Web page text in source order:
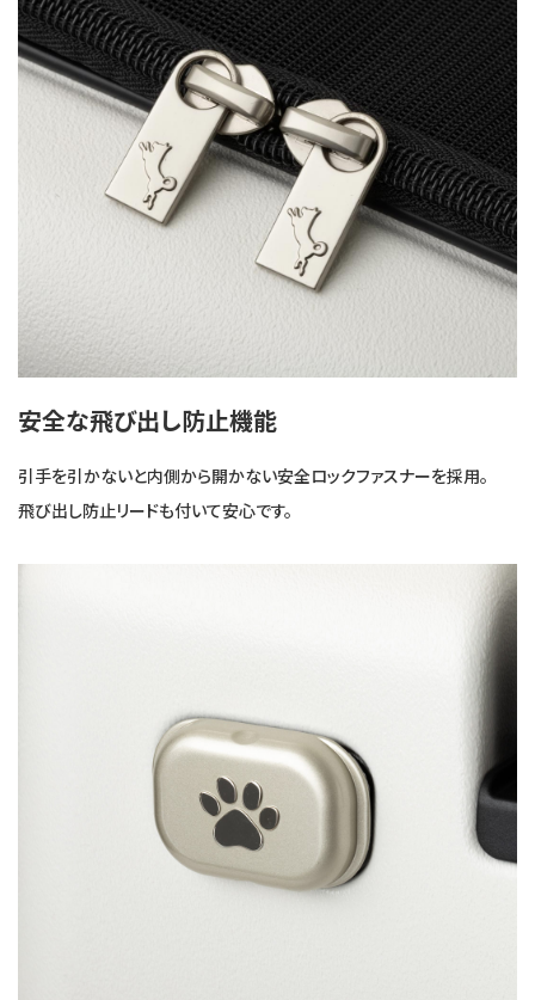
安全な飛び出し防止機能
引手を引かないと内側から開かない安全ロックファスナーを採用。
飛び出し防止リードも付いて安心です。